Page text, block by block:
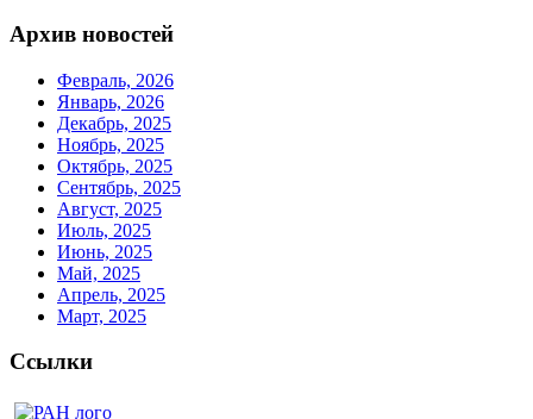
Архив новостей
Февраль, 2026
Январь, 2026
Декабрь, 2025
Ноябрь, 2025
Октябрь, 2025
Сентябрь, 2025
Август, 2025
Июль, 2025
Июнь, 2025
Май, 2025
Апрель, 2025
Март, 2025
Ссылки